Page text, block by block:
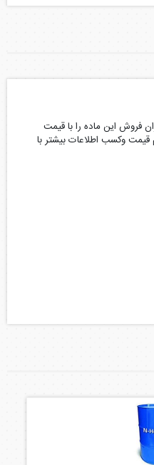
فروش این ماده را با قیمت
وکسب اطلاعات بیشتر با